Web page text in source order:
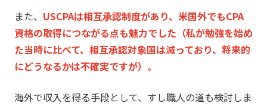
また、 USCPAは相互承認制度があり、 米国外でもCPA
資格の取得につながる点も魅力でした（私が勉強を始め
た当時に比べて、相互承認対象国は減っており、 将来的
にどうなるかは不確実ですが）。
海外で収入を得る手段として、すし職人の道も検討しま